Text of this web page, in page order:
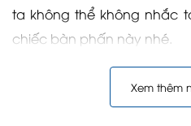
ta không thể không nhắc
chiếc bàn phấn này nhé.
Xem thêm